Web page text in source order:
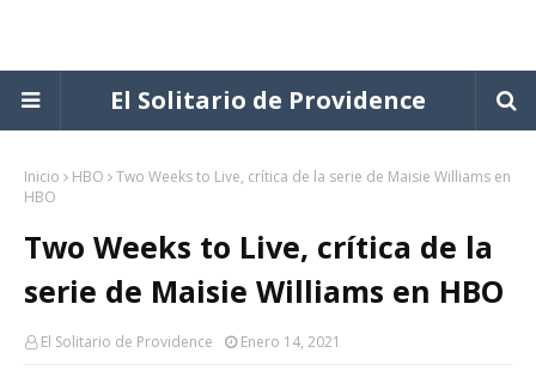
El Solitario de Providence
Inicio HBO
Two Weeks to Live, crítica de la serie de Maisie Williams en
HBO
Two Weeks to Live, crítica de la
serie de Maisie Williams en HBO
El Solitario de Providence Enero 14, 2021